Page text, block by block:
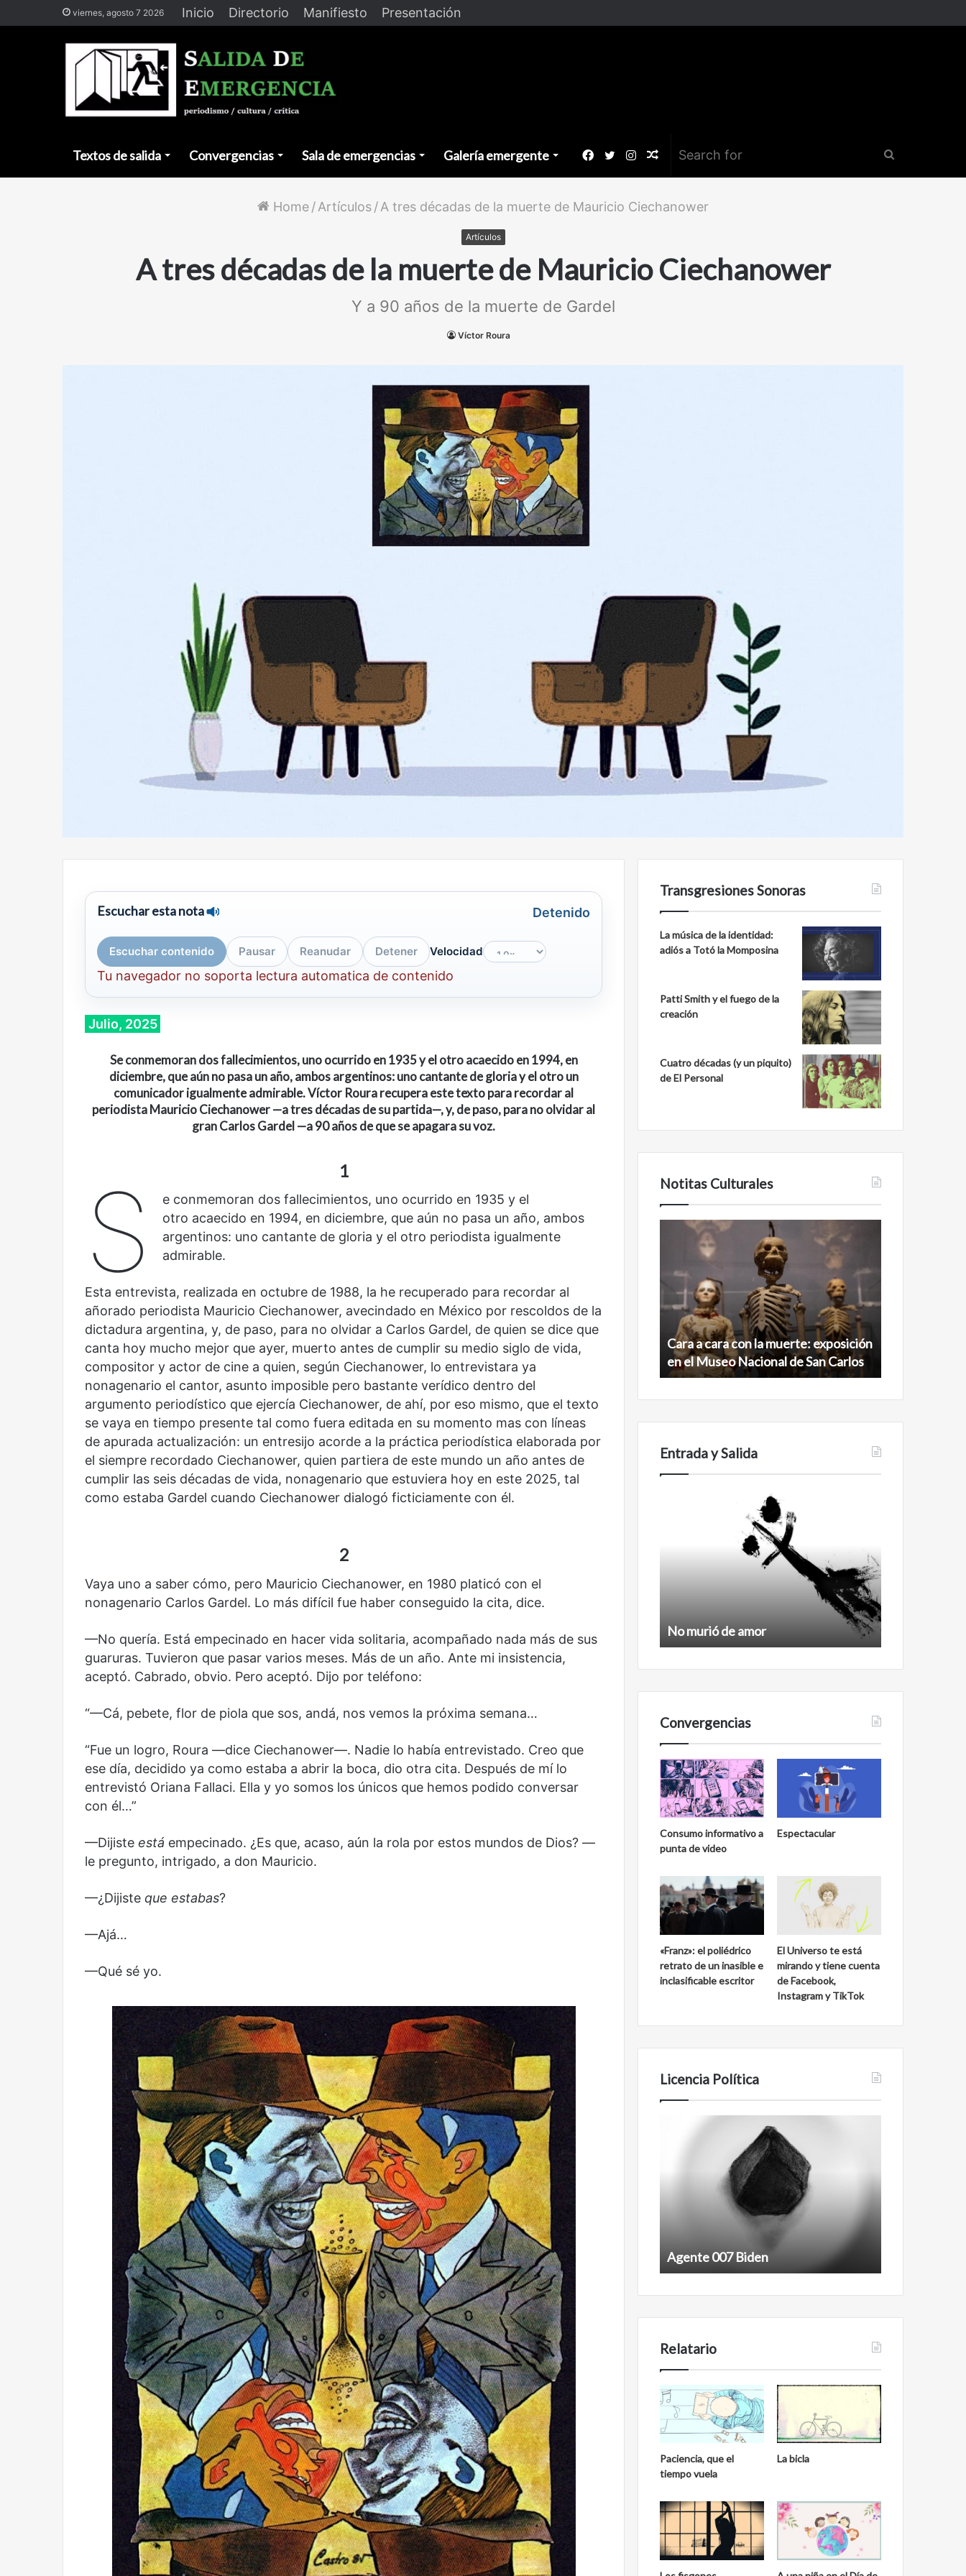
viernes, agosto 7 2026 Inicio Directorio Manifiesto Presentación
Textos de salida Convergencias Sala de emergencias Galería emergente Random
Instagram
Twitter
Facebook
Home/Artículos/A tres décadas de la muerte de Mauricio Ciechanower
Artículos
A tres décadas de la muerte de Mauricio Ciechanower
Y a 90 años de la muerte de Gardel
Víctor Roura
Escuchar esta nota Detenido
Escuchar contenido Pausar Reanudar Detener Velocidad
Tu navegador no soporta lectura automatica de contenido
Julio, 2025
Se conmemoran dos fallecimientos, uno ocurrido en 1935 y el otro acaecido en 1994, en
diciembre, que aún no pasa un año, ambos argentinos: uno cantante de gloria y el otro un
comunicador igualmente admirable. Víctor Roura recupera este texto para recordar al
periodista Mauricio Ciechanower —a tres décadas de su partida—, y, de paso, para no olvidar al
gran Carlos Gardel —a 90 años de que se apagara su voz.
1
S
e conmemoran dos fallecimientos, uno ocurrido en 1935 y el
otro acaecido en 1994, en diciembre, que aún no pasa un año, ambos
argentinos: uno cantante de gloria y el otro periodista igualmente
admirable.
Esta entrevista, realizada en octubre de 1988, la he recuperado para recordar al
añorado periodista Mauricio Ciechanower, avecindado en México por rescoldos de la
dictadura argentina, y, de paso, para no olvidar a Carlos Gardel, de quien se dice que
canta hoy mucho mejor que ayer, muerto antes de cumplir su medio siglo de vida,
compositor y actor de cine a quien, según Ciechanower, lo entrevistara ya
nonagenario el cantor, asunto imposible pero bastante verídico dentro del
argumento periodístico que ejercía Ciechanower, de ahí, por eso mismo, que el texto
se vaya en tiempo presente tal como fuera editada en su momento mas con líneas
de apurada actualización: un entresijo acorde a la práctica periodística elaborada por
el siempre recordado Ciechanower, quien partiera de este mundo un año antes de
cumplir las seis décadas de vida, nonagenario que estuviera hoy en este 2025, tal
como estaba Gardel cuando Ciechanower dialogó ficticiamente con él.
2
Vaya uno a saber cómo, pero Mauricio Ciechanower, en 1980 platicó con el
nonagenario Carlos Gardel. Lo más difícil fue haber conseguido la cita, dice.
—No quería. Está empecinado en hacer vida solitaria, acompañado nada más de sus
guaruras. Tuvieron que pasar varios meses. Más de un año. Ante mi insistencia,
aceptó. Cabrado, obvio. Pero aceptó. Dijo por teléfono:
“—Cá, pebete, flor de piola que sos, andá, nos vemos la próxima semana…
“Fue un logro, Roura —dice Ciechanower—. Nadie lo había entrevistado. Creo que
ese día, decidido ya como estaba a abrir la boca, dio otra cita. Después de mí lo
entrevistó Oriana Fallaci. Ella y yo somos los únicos que hemos podido conversar
con él…”
—Dijiste está empecinado. ¿Es que, acaso, aún la rola por estos mundos de Dios? —
le pregunto, intrigado, a don Mauricio.
—¿Dijiste que estabas?
—Ajá…
—Qué sé yo.
Transgresiones Sonoras
La música de la identidad:
adiós a Totó la Momposina
Patti Smith y el fuego de la
creación
Cuatro décadas (y un piquito)
de El Personal
Notitas Culturales
Cine, futbol y América Latina: una
mirada diferente
Abre
la
Sala
Contemporánea,
un
nuevo
espacio
para
el
y
la
cultura
Abre la Sala Nacional
Contemporánea, un nuevo espacio
para el arte y la cultura
Nunca
más
las
voces:
la
diversidad
de
la
letras
mexicanas
en
una
nueva
colección
digital
Nunca más sin todas las voces: la
diversidad de la letras mexicanas en
una nueva colección digital
Cara
con
la
muerte:
exposición
el
Museo
Nacional
Carlos
Cara a cara con la muerte: exposición
en el Museo Nacional de San Carlos
al
de
Entrada y Salida
Olvido
Olvido
El
El dragón No murió de amor
Convergencias
Consumo informativo a
punta de video
Espectacular
«Franz»: el poliédrico
retrato de un inasible e
inclasificable escritor
El Universo te está
mirando y tiene cuenta
de Facebook,
Instagram y TikTok
Licencia Política
Nueva
droga
Nueva droga
Obradorista
Obradorista Agente 007 Biden
Relatario
Paciencia, que el
tiempo vuela
La bicla